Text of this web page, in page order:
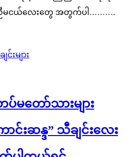
ညီမငယ်လေးတွေ အတွက်ပါ……….
းများ
မတော်သားများ
းဆန္ဒ” သီချင်းလေး